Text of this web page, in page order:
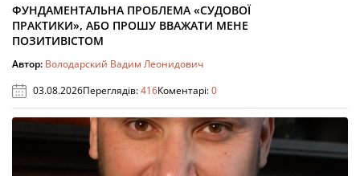
ФУНДАМЕНТАЛЬНА ПРОБЛЕМА «СУДОВОЇ
ПРАКТИКИ», АБО ПРОШУ ВВАЖАТИ МЕНЕ
ПОЗИТИВІСТОМ
Автор: Володарский Вадим Леонидович
03.08.2026Переглядів:416Коментарі:0